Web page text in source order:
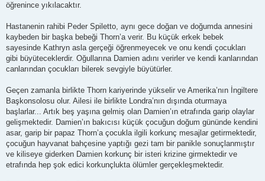
öğrenince yıkılacaktır.
Hastanenin rahibi Peder Spiletto, aynı gece doğan ve doğumda annesini
kaybeden bir başka bebeği Thorn’a verir. Bu küçük erkek bebek
sayesinde Kathryn asla gerçeği öğrenmeyecek ve onu kendi çocukları
gibi büyüteceklerdir. Oğullarına Damien adını verirler ve kendi kanlarından
canlarından çocukları bilerek sevgiyle büyütürler.
Geçen zamanla birlikte Thorn kariyerinde yükselir ve Amerika’nın İngiltere
Başkonsolosu olur. Ailesi ile birlikte Londra’nın dışında oturmaya
başlarlar... Artık beş yaşına gelmiş olan Damien’ın etrafında garip olaylar
gelişmektedir. Damien’ın bakıcısı küçük çocuğun doğum gününde kendini
asar, garip bir papaz Thorn’a çocukla ilgili korkunç mesajlar getirmektedir,
çocuğun hayvanat bahçesine yaptığı gezi tam bir panikle sonuçlanmıştır
ve kiliseye giderken Damien korkunç bir isteri krizine girmektedir ve
etrafında hep şok edici korkunçlukta ölümler gerçekleşmektedir.